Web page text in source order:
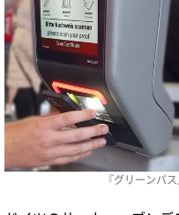
『グリーンパ